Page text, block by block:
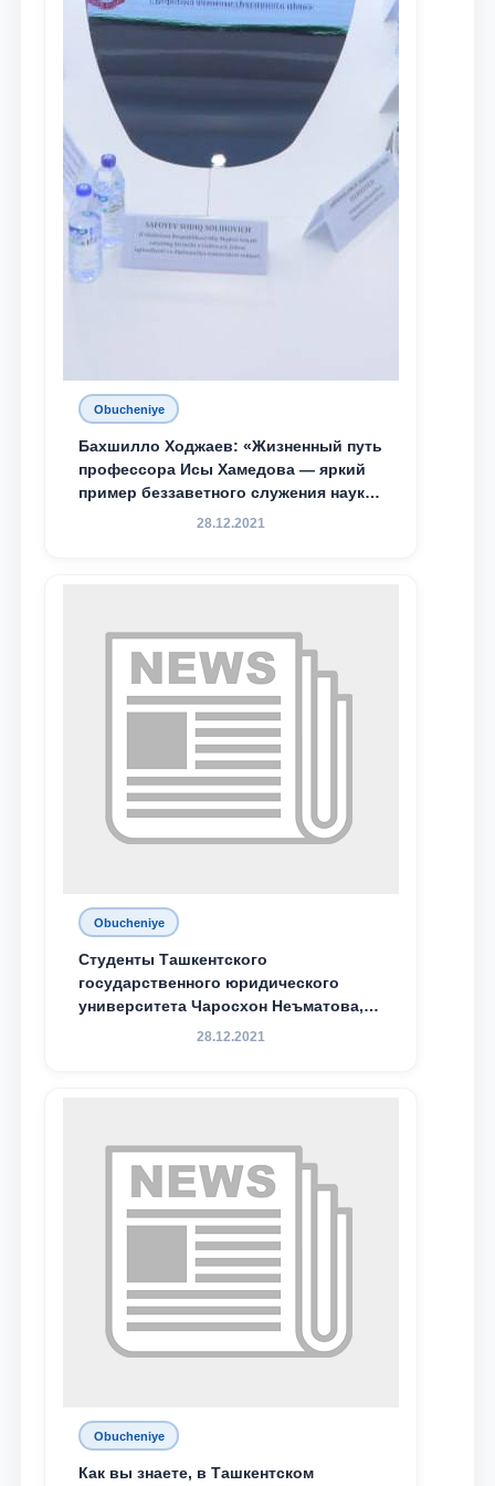
Obucheniye
Бахшилло Ходжаев: «Жизненный путь
профессора Исы Хамедова — яркий
пример беззаветного служения науке,
Родине и воспитанию молодого
28.12.2021
Obucheniye
Студенты Ташкентского
государственного юридического
университета Чаросхон Неъматова,
Севдо Хакимходжаева, Анбарой
специальной стипендии имени
Хадичи Сулеймановой.
28.12.2021
Obucheniye
Как вы знаете, в Ташкентском